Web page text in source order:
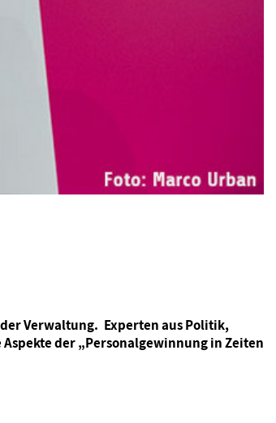
Verwaltung. Experten aus Politik,
der „Personalgewinnung in Zeiten